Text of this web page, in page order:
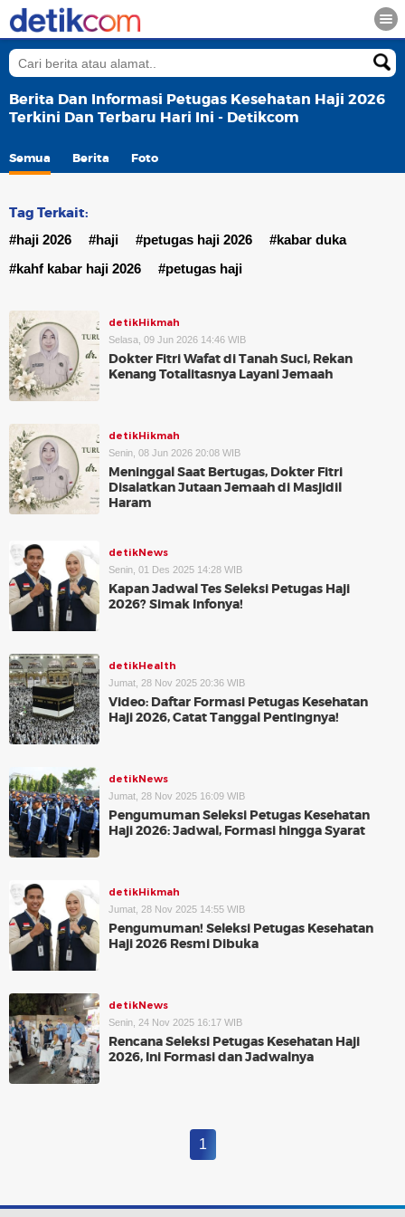
Berita Dan Informasi Petugas Kesehatan Haji 2026
Terkini Dan Terbaru Hari Ini - Detikcom
Semua Berita Foto
Tag Terkait:
#haji 2026 #haji #petugas haji 2026
#kabar duka
#kahf kabar haji 2026
#petugas haji
detikHikmah
Selasa, 09 Jun 2026 14:46 WIB
Dokter Fitri Wafat di Tanah Suci, Rekan
Kenang Totalitasnya Layani Jemaah
detikHikmah
Senin, 08 Jun 2026 20:08 WIB
Meninggal Saat Bertugas, Dokter Fitri
Disalatkan Jutaan Jemaah di Masjidil
Haram
detikNews
Senin, 01 Des 2025 14:28 WIB
Kapan Jadwal Tes Seleksi Petugas Haji
2026? Simak Infonya!
detikHealth
Jumat, 28 Nov 2025 20:36 WIB
Video: Daftar Formasi Petugas Kesehatan
Haji 2026, Catat Tanggal Pentingnya!
detikNews
Jumat, 28 Nov 2025 16:09 WIB
Pengumuman Seleksi Petugas Kesehatan
Haji 2026: Jadwal, Formasi hingga Syarat
detikHikmah
Jumat, 28 Nov 2025 14:55 WIB
Pengumuman! Seleksi Petugas Kesehatan
Haji 2026 Resmi Dibuka
detikNews
Senin, 24 Nov 2025 16:17 WIB
Rencana Seleksi Petugas Kesehatan Haji
2026, Ini Formasi dan Jadwalnya
1